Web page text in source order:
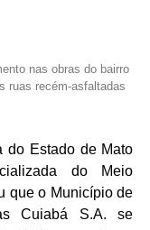
nas obras do bairro
ruas recém-asfaltadas
do Estado de Mato
do Meio
que o Município de
Cuiabá S.A. se